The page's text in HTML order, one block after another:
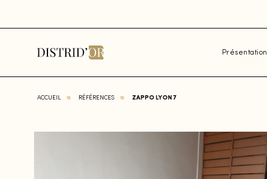
Présentation
ACCUEIL RÉFÉRENCES ZAPPO LYON 7